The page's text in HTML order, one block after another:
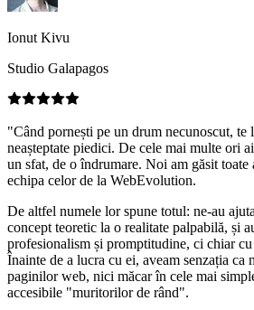
Ionut Kivu
Studio Galapagos
"Când pornești pe un drum necunoscut, te
neașteptate piedici. De cele mai multe ori
un sfat, de o îndrumare. Noi am găsit toate
echipa celor de la WebEvolution.
De altfel numele lor spune totul: ne-au
concept teoretic la o realitate palpabilă, și
profesionalism și promptitudine, ci chiar
Înainte de a lucra cu ei, aveam senzația ca
paginilor web, nici măcar în cele mai
accesibile "muritorilor de rând".